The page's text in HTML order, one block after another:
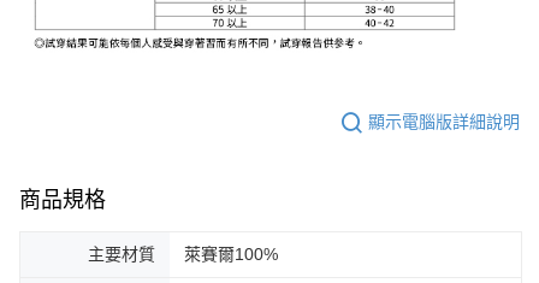
顯示電腦版詳細說明
商品規格
主要材質 萊賽爾100%